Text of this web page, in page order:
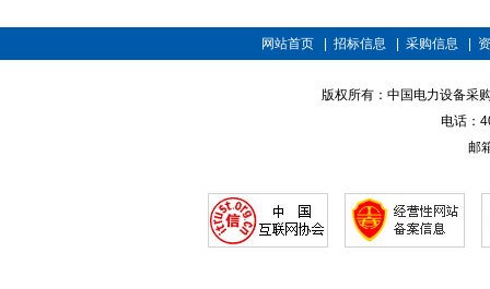
网站首页 招标信息 采购信息
版权所有：中国电力设备采
电话：
邮